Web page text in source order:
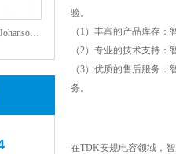
1808 Y2 1NF安规贴片电容Johanson品牌
验。
（1）丰富的产品库存
（2）专业的技术支持
（3）优质的售后服务
务。
在TDK安规电容领域，